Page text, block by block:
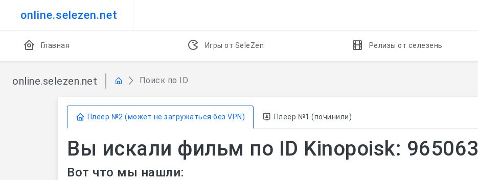
online.selezen.net
Главная Игры от SeleZen Релизы от селезень
online.selezen.net Поиск по ID
Плеер №2 (может не загружаться без VPN) Плеер №1 (починили)
Вы искали фильм по ID Kinopoisk: 965063
Вот что мы нашли: